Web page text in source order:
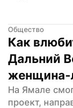
Общество
Как
Дальний
женщина-
На Ямале
проект,